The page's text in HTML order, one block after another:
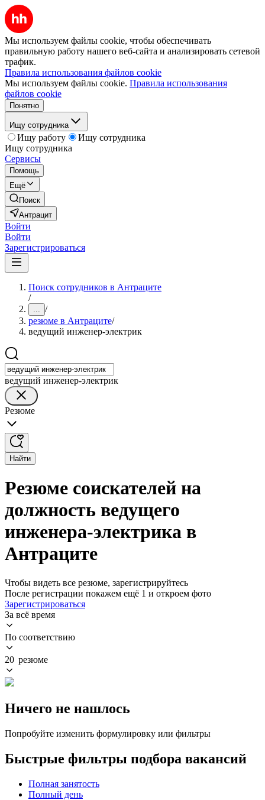
Мы используем файлы cookie, чтобы обеспечивать
правильную работу нашего веб-сайта и анализировать сетевой
трафик.
Правила использования файлов cookie
Мы используем файлы cookie. Правила использования
файлов cookie
Понятно
Ищу сотрудника
Ищу работу
Ищу сотрудника
Ищу сотрудника
Сервисы
Помощь
Ещё
Поиск
Антрацит
Войти
Войти
Зарегистрироваться
Поиск сотрудников в Антраците
/
... /
резюме в Антраците/
ведущий инженер-электрик
ведущий инженер-электрик
Резюме
Найти
Резюме соискателей на
должность ведущего
инженера-электрика в
Антраците
Чтобы видеть все резюме, зарегистрируйтесь
После регистрации покажем ещё 1 и откроем фото
Зарегистрироваться
За всё время
По соответствию
20 резюме
Ничего не нашлось
Попробуйте изменить формулировку или фильтры
Быстрые фильтры подбора вакансий
Полная занятость
Полный день